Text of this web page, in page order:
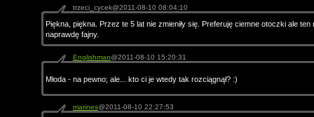
trzeci_cycek@2011-08-10 08:04:10
Piękna, piękna. Przez te 5 lat nie zmieniły się. Preferuję ciemne otoczki ale ten
naprawdę fajny.
Englishman@2011-08-10 15:20:31
Młoda - na pewno; ale... kto ci je wtedy tak rozciągnął? :)
marines@2011-08-10 22:27:53